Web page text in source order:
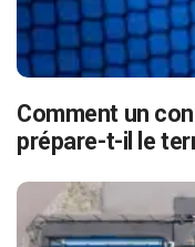
Comment un
prépare-t-il le